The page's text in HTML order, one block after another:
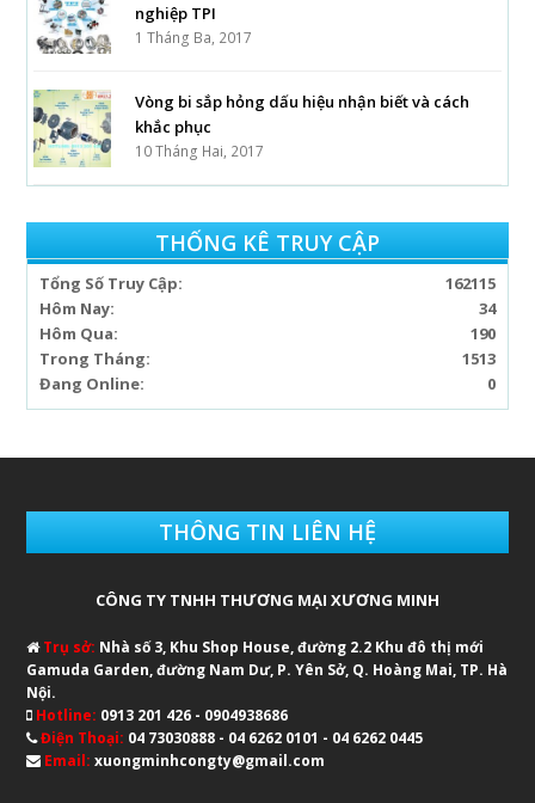
nghiệp TPI
1 Tháng Ba, 2017
Vòng bi sắp hỏng dấu hiệu nhận biết và cách
khắc phục
10 Tháng Hai, 2017
THỐNG KÊ TRUY CẬP
162115
Tổng Số Truy Cập:
34
Hôm Nay:
190
Hôm Qua:
1513
Trong Tháng:
0
Đang Online:
THÔNG TIN LIÊN HỆ
CÔNG TY TNHH THƯƠNG MẠI XƯƠNG MINH
Trụ sở: Nhà số 3, Khu Shop House, đường 2.2 Khu đô thị mới
Gamuda Garden, đường Nam Dư, P. Yên Sở, Q. Hoàng Mai, TP. Hà
Nội.
Hotline: 0913 201 426 - 0904938686
Điện Thoại: 04 73030888 - 04 6262 0101 - 04 6262 0445
Email: xuongminhcongty@gmail.com